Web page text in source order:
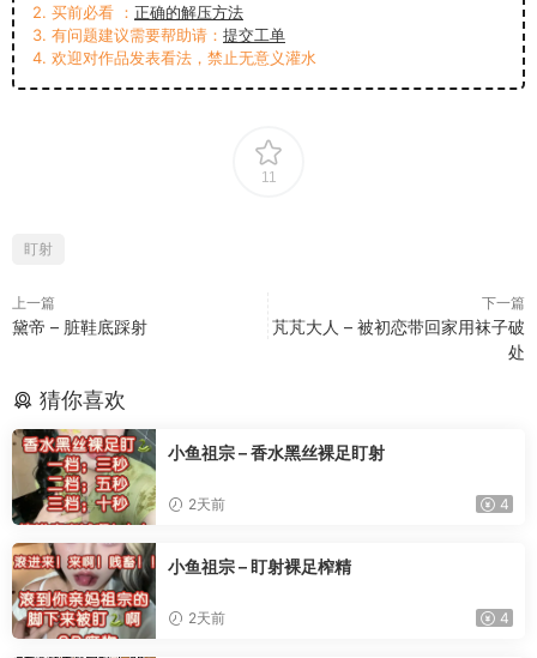
2. 买前必看 ： 正确的解压方法
3. 有问题建议需要帮助请： 提交工单
4. 欢迎对作品发表看法，禁止无意义灌水
11
盯射
上一篇
黛帝 – 脏鞋底踩射
下一篇
芃芃大人 – 被初恋带回家用袜子破
处
猜你喜欢
小鱼祖宗 – 香水黑丝裸足盯射
2天前 4
小鱼祖宗 – 盯射裸足榨精
2天前 4